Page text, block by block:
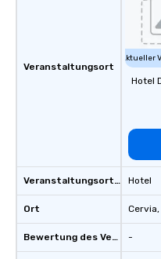
Veranstaltungsort
Veranstaltungsortstyp
Ort
Bewertung des Veranstaltungsortes
Aktueller
Hotel
Hotel
Cervia,
-